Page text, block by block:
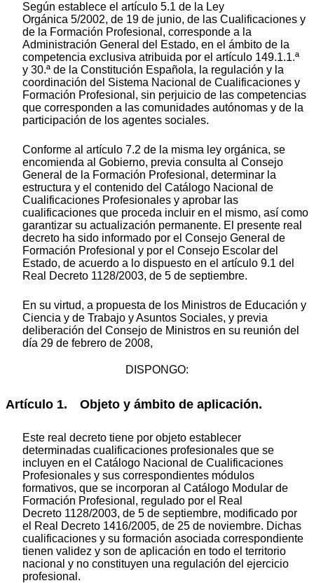
Según establece el artículo 5.1 de la Ley
Orgánica 5/2002, de 19 de junio, de las Cualificaciones y
de la Formación Profesional, corresponde a la
Administración General del Estado, en el ámbito de la
competencia exclusiva atribuida por el artículo 149.1.1.ª
y 30.ª de la Constitución Española, la regulación y la
coordinación del Sistema Nacional de Cualificaciones y
Formación Profesional, sin perjuicio de las competencias
que corresponden a las comunidades autónomas y de la
participación de los agentes sociales.
Conforme al artículo 7.2 de la misma ley orgánica, se
encomienda al Gobierno, previa consulta al Consejo
General de la Formación Profesional, determinar la
estructura y el contenido del Catálogo Nacional de
Cualificaciones Profesionales y aprobar las
cualificaciones que proceda incluir en el mismo, así como
garantizar su actualización permanente. El presente real
decreto ha sido informado por el Consejo General de
Formación Profesional y por el Consejo Escolar del
Estado, de acuerdo a lo dispuesto en el artículo 9.1 del
Real Decreto 1128/2003, de 5 de septiembre.
En su virtud, a propuesta de los Ministros de Educación y
Ciencia y de Trabajo y Asuntos Sociales, y previa
deliberación del Consejo de Ministros en su reunión del
día 29 de febrero de 2008,
DISPONGO:
Artículo 1. Objeto y ámbito de aplicación.
Este real decreto tiene por objeto establecer
determinadas cualificaciones profesionales que se
incluyen en el Catálogo Nacional de Cualificaciones
Profesionales y sus correspondientes módulos
formativos, que se incorporan al Catálogo Modular de
Formación Profesional, regulado por el Real
Decreto 1128/2003, de 5 de septiembre, modificado por
el Real Decreto 1416/2005, de 25 de noviembre. Dichas
cualificaciones y su formación asociada correspondiente
tienen validez y son de aplicación en todo el territorio
nacional y no constituyen una regulación del ejercicio
profesional.